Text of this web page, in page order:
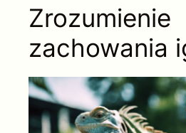
Zrozumienie
zachowania